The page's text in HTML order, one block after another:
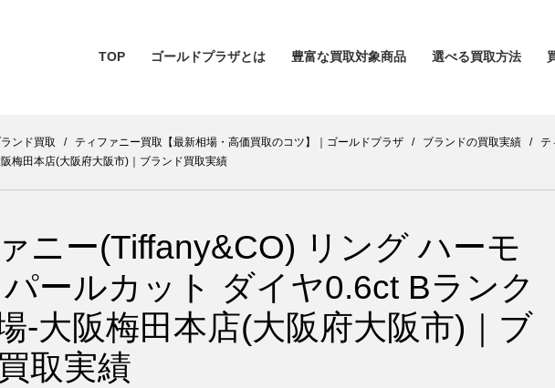
TOP ゴールドプラザとは 豊富な買取対象商品 選べる買取方法
ンド買取 / ティファニー買取【最新相場・高価買取のコツ】｜ゴールドプラザ / ブランドの買取実績 / テ
梅田本店(大阪府大阪市)｜ブランド買取実績
ニー(Tiffany&CO) リング ハーモ
ールカット ダイヤ0.6ct Bランク
-大阪梅田本店(大阪府大阪市)｜ブ
取実績